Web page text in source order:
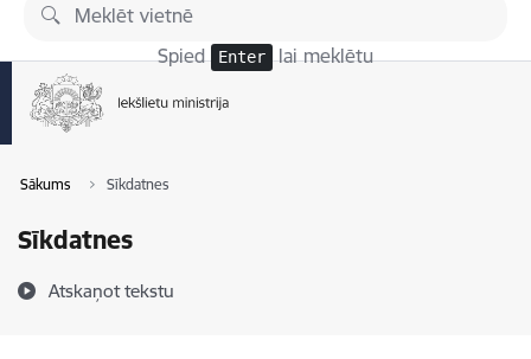
Pāriet uz lapas saturu
Spied Enter lai meklētu
Sākums Sīkdatnes
Sīkdatnes
Atskaņot tekstu